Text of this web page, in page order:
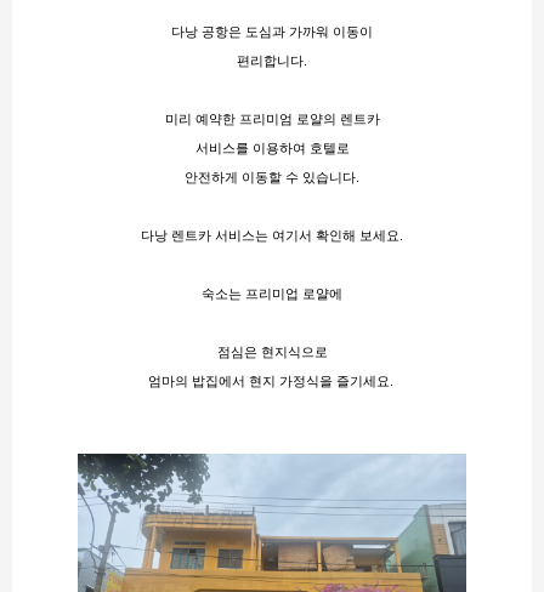
다낭 공항은 도심과 가까워 이동이
편리합니다.
미리 예약한 프리미엄 로얄의 렌트카
서비스를 이용하여 호텔로
안전하게 이동할 수 있습니다.
다낭 렌트카 서비스는 여기서 확인해 보세요
숙소는 프리미업 로얄에
점심은 현지식으로
엄마의 밥집에서 현지 가정식을 즐기세요​​.